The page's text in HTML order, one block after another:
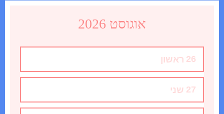
אוגוסט 2026
ראשון 26
שני 27